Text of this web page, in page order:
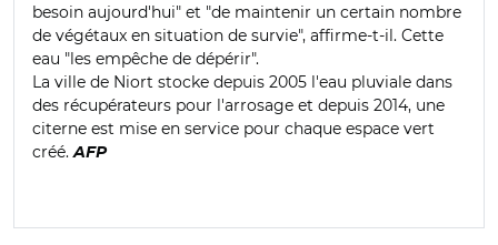
besoin aujourd'hui" et "de maintenir un certain nombre
de végétaux en situation de survie", affirme-t-il. Cette
eau "les empêche de dépérir".
La ville de Niort stocke depuis 2005 l'eau pluviale dans
des récupérateurs pour l'arrosage et depuis 2014, une
citerne est mise en service pour chaque espace vert
créé.AFP